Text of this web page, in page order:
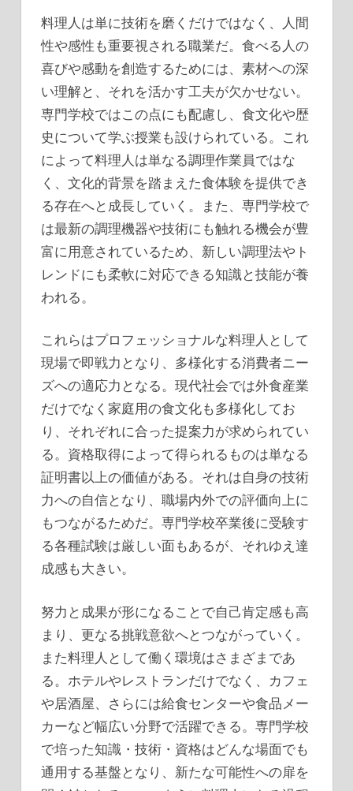
料理人は単に技術を磨くだけではなく、人間
性や感性も重要視される職業だ。食べる人の
喜びや感動を創造するためには、素材への深
い理解と、それを活かす工夫が欠かせない。
専門学校ではこの点にも配慮し、食文化や歴
史について学ぶ授業も設けられている。これ
によって料理人は単なる調理作業員ではな
く、文化的背景を踏まえた食体験を提供でき
る存在へと成長していく。また、専門学校で
は最新の調理機器や技術にも触れる機会が豊
富に用意されているため、新しい調理法やト
レンドにも柔軟に対応できる知識と技能が養
われる。
これらはプロフェッショナルな料理人として
現場で即戦力となり、多様化する消費者ニー
ズへの適応力となる。現代社会では外食産業
だけでなく家庭用の食文化も多様化してお
り、それぞれに合った提案力が求められてい
る。資格取得によって得られるものは単なる
証明書以上の価値がある。それは自身の技術
力への自信となり、職場内外での評価向上に
もつながるためだ。専門学校卒業後に受験す
る各種試験は厳しい面もあるが、それゆえ達
成感も大きい。
努力と成果が形になることで自己肯定感も高
まり、更なる挑戦意欲へとつながっていく。
また料理人として働く環境はさまざまであ
る。ホテルやレストランだけでなく、カフェ
や居酒屋、さらには給食センターや食品メー
カーなど幅広い分野で活躍できる。専門学校
で培った知識・技術・資格はどんな場面でも
通用する基盤となり、新たな可能性への扉を